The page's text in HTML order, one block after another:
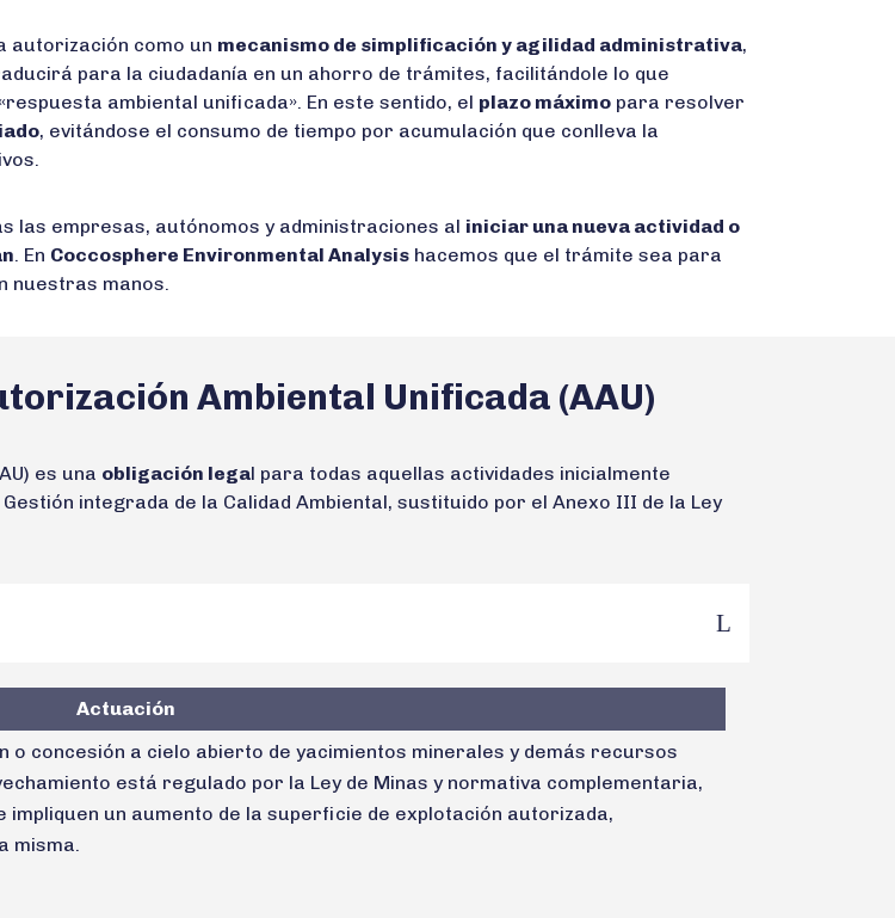
autorización como un mecanismo de simplificación y agilidad administrativa,
para la ciudadanía en un ahorro de trámites, facilitándole lo que
ambiental unificada». En este sentido, el plazo máximo para resolver
, evitándose el consumo de tiempo por acumulación que conlleva la
las empresas, autónomos y administraciones al iniciar una nueva actividad o
. En Coccosphere Environmental Analysis hacemos que el trámite sea para
nuestras manos.
Ambiental Unificada (AAU)
es una obligación legal para todas aquellas actividades inicialmente
Gestión integrada de la Calidad Ambiental, sustituido por el Anexo III de la Ley
Actuación
o concesión a cielo abierto de yacimientos minerales y demás recursos
está regulado por la Ley de Minas y normativa complementaria,
un aumento de la superficie de explotación autorizada,
misma.